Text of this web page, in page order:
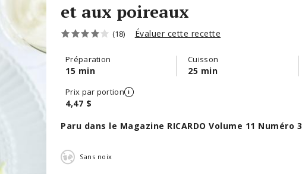
et aux poireaux
(18) Évaluer cette recette
Préparation
15 min
Cuisson
25 min
Prix par portion
4,47 $
Paru dans le Magazine RICARDO Volume 11 Numéro 3
Sans noix